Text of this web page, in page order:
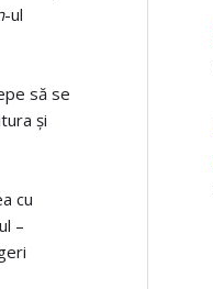
-ul
să se
și
cu
–